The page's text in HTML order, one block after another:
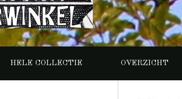
HELE COLLECTIE OVERZICHT